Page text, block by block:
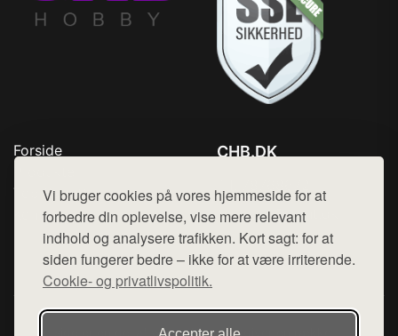
Vi bruger cookies på vores hjemmeside for at
forbedre din oplevelse, vise mere relevant
indhold og analysere trafikken. Kort sagt: for at
siden fungerer bedre – ikke for at være irriterende.
Cookie- og privatlivspolitik.
Forside
Top Rabatter
Kontakt
CHB.DK
Mail: hej@want.dk
Cookie- og privatlivspolitik
Denne side er en del af want.dk, der udgiver en række